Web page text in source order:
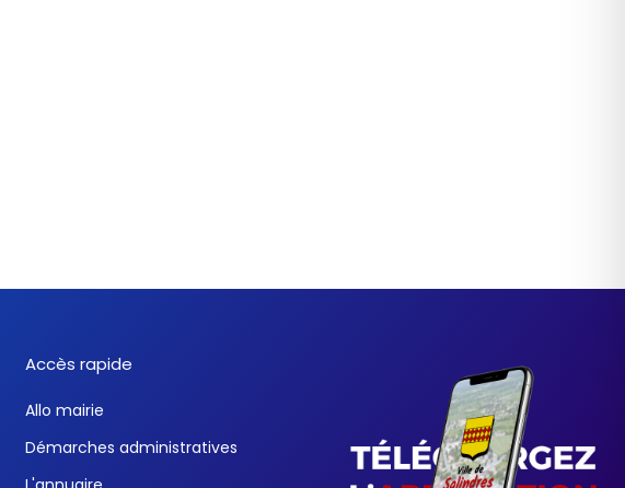
Accès rapide
Allo mairie
Démarches administratives